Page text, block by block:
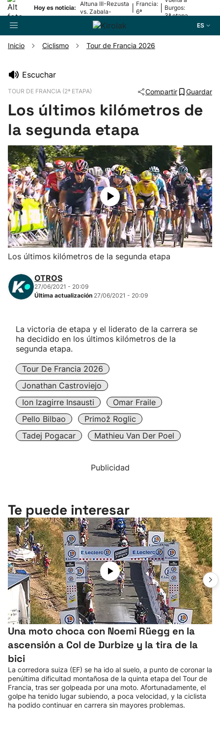
Hoy es noticia:
Altuna III-Rezusta
vs. Zabala-
Zabaleta
Francia:
6ª
Burgos:
3ª etapa
ES
Pelota
Remo
Baloncesto
Ciclismo
Herri-kirolak
Balonmano
Kirolak 360
Carreras de montaña
Más deportes
"Helmuga"
Inicio Ciclismo Tour de Francia 2026
Escuchar
TOUR DE FRANCIA (2ª ETAPA) Compartir Guardar
Los últimos kilómetros de
la segunda etapa
Los últimos kilómetros de la segunda etapa
OTROS
27/06/2021 - 20:09
Última actualización 27/06/2021 - 20:09
La victoria de etapa y el liderato de la carrera se
ha decidido en los últimos kilómetros de la
segunda etapa.
Tour De Francia 2026
Jonathan Castroviejo
Ion Izagirre Insausti
Omar Fraile
Pello Bilbao
Primož Roglic
Tadej Pogacar
Mathieu Van Der Poel
Publicidad
Te puede interesar
Una moto choca con Noemi Rüegg en la
ascensión a Col de Durbize y la tira de la
bici
La corredora suiza (EF) se ha ido al suelo, a punto de coronar la
penúltima dificultad montañosa de la quinta etapa del Tour de
Francia, tras ser golpeada por una moto. Afortunadamente, el
golpe ha tenido lugar subiendo, a poca velocidad, y la ciclista
ha podido continuar en carrera sin mayores problemas.